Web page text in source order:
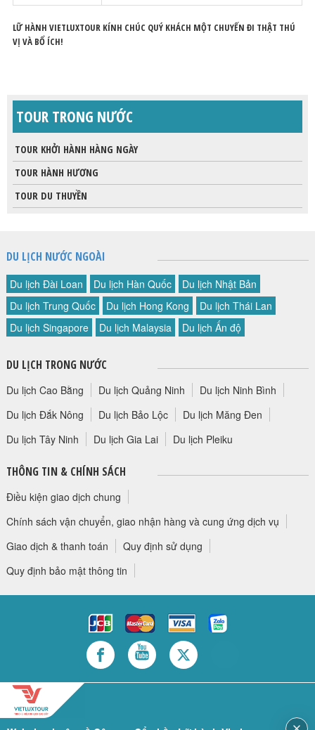
LỮ HÀNH VIETLUXTOUR KÍNH CHÚC QUÝ KHÁCH MỘT CHUYẾN ĐI THẬT THÚ
VỊ VÀ BỔ ÍCH!
TOUR TRONG NƯỚC
TOUR KHỞI HÀNH HÀNG NGÀY
TOUR HÀNH HƯƠNG
TOUR DU THUYỀN
DU LỊCH NƯỚC NGOÀI
Du lịch Đài Loan Du lịch Hàn Quốc
Du lịch Nhật Bản
Du lịch Trung Quốc
Du lịch Hong Kong
Du lịch Thái Lan
Du lịch Singapore
Du lịch Malaysia Du lịch Ấn độ
DU LỊCH TRONG NƯỚC
Du lịch Cao Bằng Du lịch Quảng Ninh
Du lịch Ninh Bình
Du lịch Đắk Nông
Du lịch Bảo Lộc
Du lịch Măng Đen
Du lịch Tây Ninh
Du lịch Gia Lai Du lịch Pleiku
THÔNG TIN & CHÍNH SÁCH
Điều kiện giao dịch chung
Chính sách vận chuyển, giao nhận hàng và cung ứng dịch vụ
Giao dịch & thanh toán
Quy định sử dụng
Quy định bảo mật thông tin